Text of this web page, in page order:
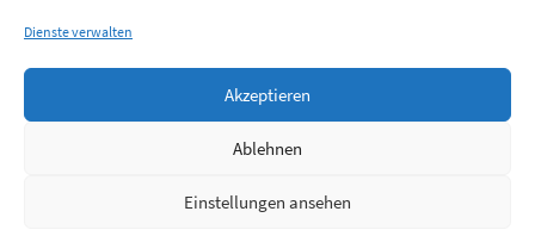
Dienste verwalten
Akzeptieren
Ablehnen
Einstellungen ansehen
Anmelden